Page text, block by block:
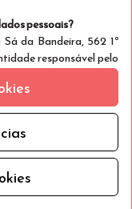
pessoais?
da Bandeira, 562 1º
responsável pelo
define quais os dados
para as quais estes
qualquer informação
ou passível de ser